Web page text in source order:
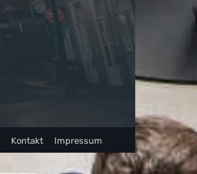
Kontakt Impressum